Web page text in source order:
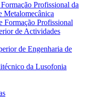
Profissional da
Metalomecânica
Formação Profissional
de Actividades
de Engenharia de
da Lusofonia